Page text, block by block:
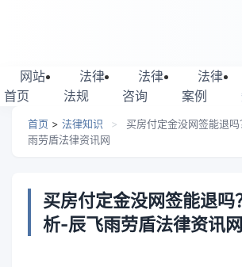
网站
首页
法律
法规
法律
咨询
法律
案例
首页 > 法律知识 >
买房付定金没网签能退
雨劳盾法律资讯网
买房付定金没网签能退吗
析-辰飞雨劳盾法律资讯网